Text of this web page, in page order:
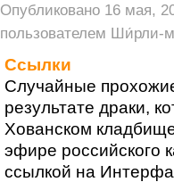
Опубликовано 16 мая,
пользователем Ши́рли-
Ссылки
Случайные
результате драки,
Хованском
эфире российского
ссылкой на